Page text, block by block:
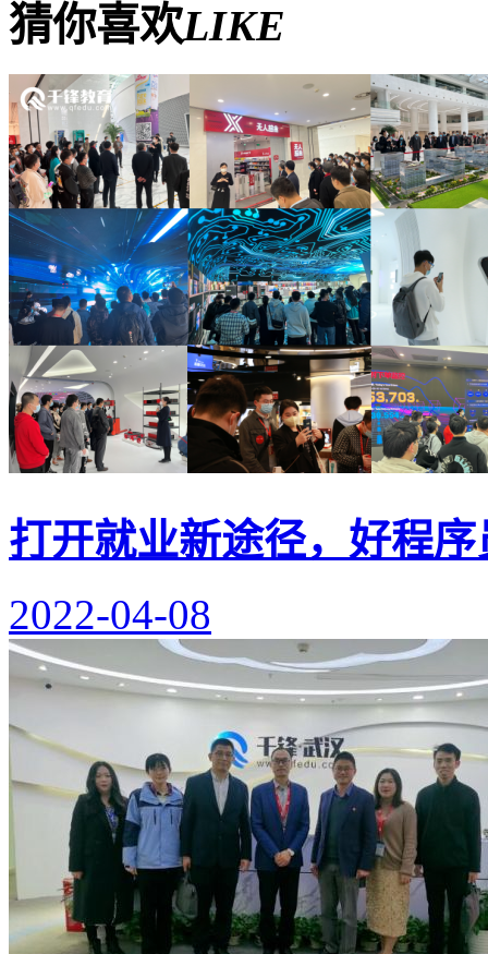
猜你喜欢LIKE
打开就业新途径，好程
2022-04-08